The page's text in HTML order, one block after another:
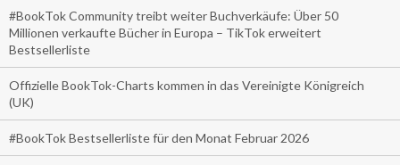
#BookTok Community treibt weiter Buchverkäufe: Über 50
Millionen verkaufte Bücher in Europa – TikTok erweitert
Bestsellerliste
Offizielle BookTok-Charts kommen in das Vereinigte Königreich
(UK)
#BookTok Bestsellerliste für den Monat Februar 2026